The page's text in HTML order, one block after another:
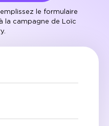
le formulaire
la campagne de Loïc